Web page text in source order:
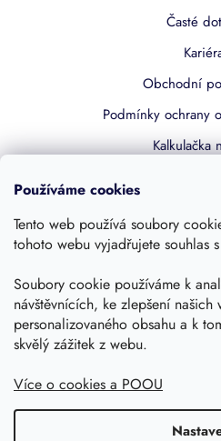
Používáme cookies
Tento web používá soubory
tohoto webu vyjadřujete souhlas
Soubory cookie používáme k
návštěvnících, ke zlepšení
personalizovaného obsahu a k
skvělý zážitek z webu.
Více o cookies a POOU
Časté
Obchodní
Podmínky ochrany
Kalkulačka